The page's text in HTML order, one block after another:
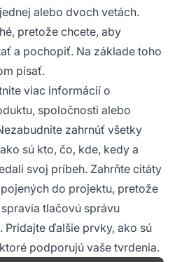
alebo dvoch vetách.
pretože chcete, aby
a pochopiť. Na základe toho
písať.
viac informácií o
spoločnosti alebo
zahrnúť všetky
sú kto, čo, kde, kedy a
svoj príbeh. Zahrňte citáty
do projektu, pretože
tlačovú správu
Pridajte ďalšie prvky, ako sú
podporujú vaše tvrdenia.